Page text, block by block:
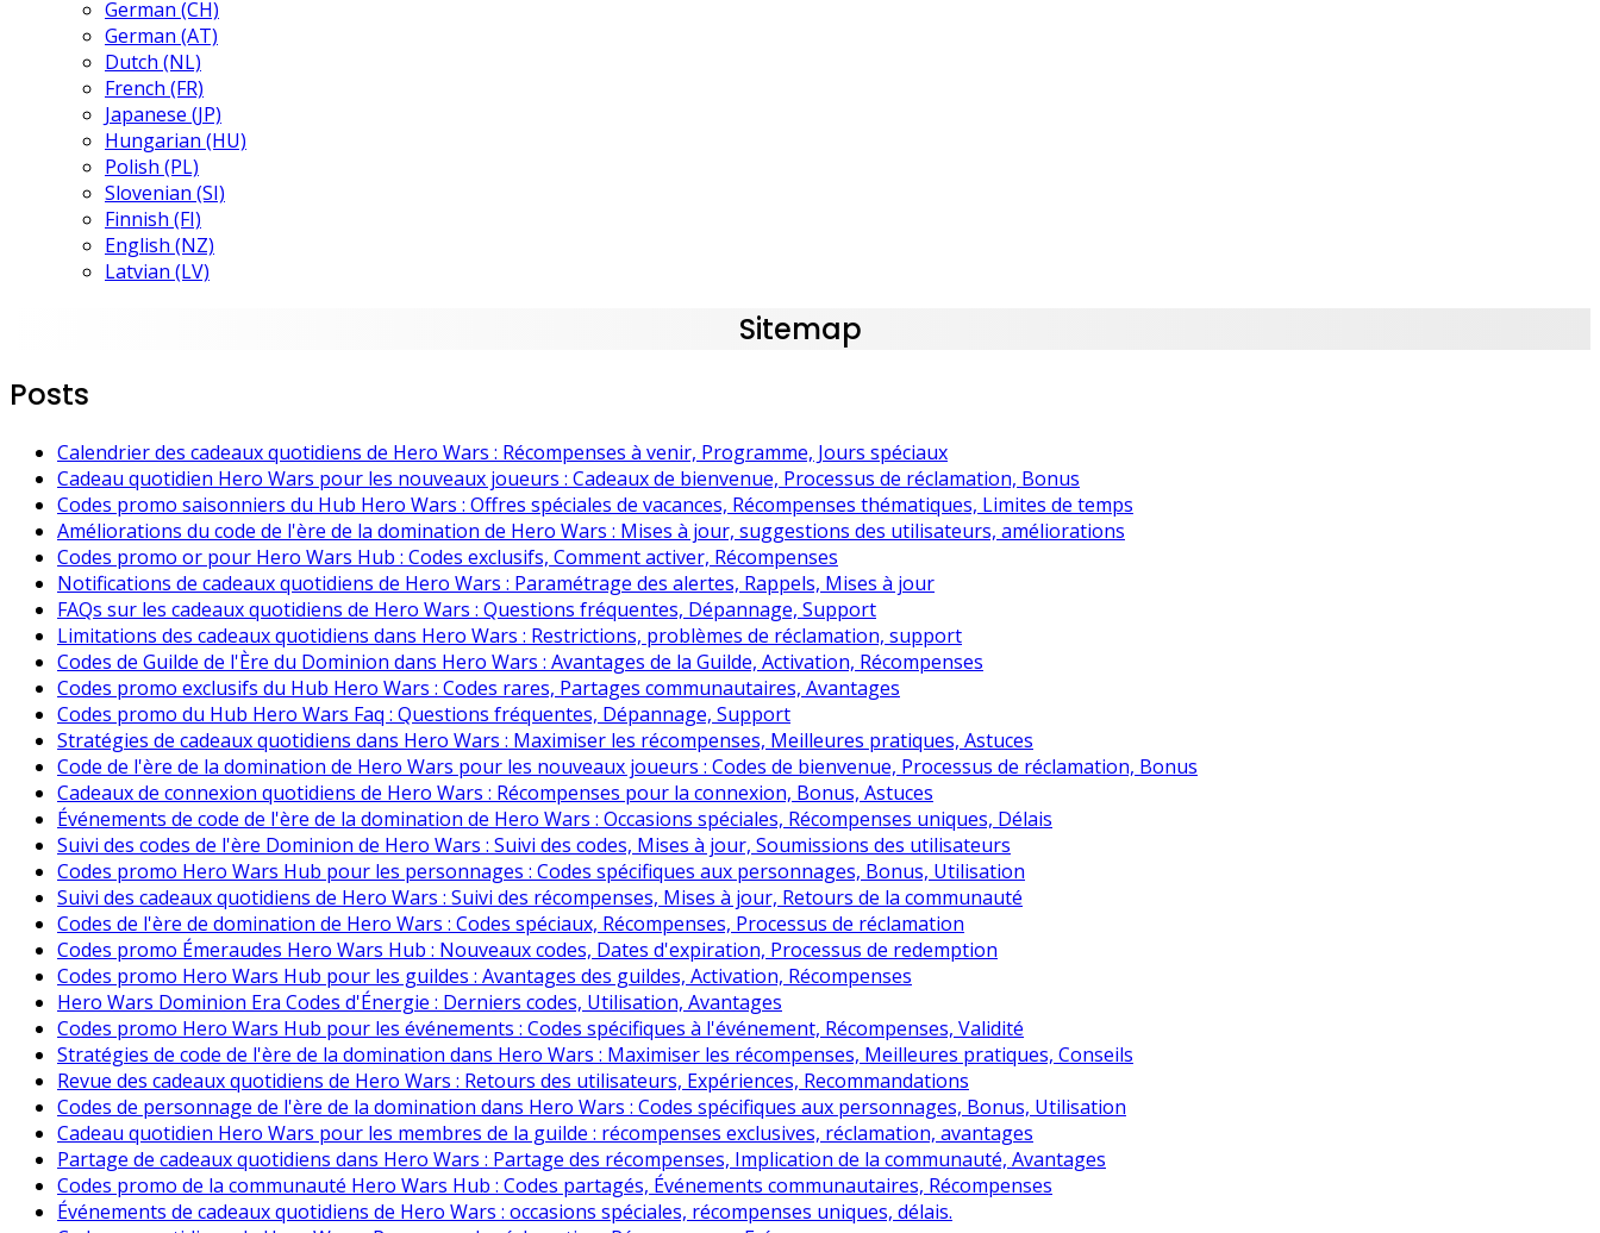
German (CH)
German (AT)
Dutch (NL)
French (FR)
Japanese (JP)
Hungarian (HU)
Polish (PL)
Slovenian (SI)
Finnish (FI)
English (NZ)
Latvian (LV)
Sitemap
Posts
Calendrier des cadeaux quotidiens de Hero Wars : Récompenses à venir, Programme, Jours spéciaux
Cadeau quotidien Hero Wars pour les nouveaux joueurs : Cadeaux de bienvenue, Processus de réclamation, Bonus
Codes promo saisonniers du Hub Hero Wars : Offres spéciales de vacances, Récompenses thématiques, Limites de temps
Améliorations du code de l'ère de la domination de Hero Wars : Mises à jour, suggestions des utilisateurs, améliorations
Codes promo or pour Hero Wars Hub : Codes exclusifs, Comment activer, Récompenses
Notifications de cadeaux quotidiens de Hero Wars : Paramétrage des alertes, Rappels, Mises à jour
FAQs sur les cadeaux quotidiens de Hero Wars : Questions fréquentes, Dépannage, Support
Limitations des cadeaux quotidiens dans Hero Wars : Restrictions, problèmes de réclamation, support
Codes de Guilde de l'Ère du Dominion dans Hero Wars : Avantages de la Guilde, Activation, Récompenses
Codes promo exclusifs du Hub Hero Wars : Codes rares, Partages communautaires, Avantages
Codes promo du Hub Hero Wars Faq : Questions fréquentes, Dépannage, Support
Stratégies de cadeaux quotidiens dans Hero Wars : Maximiser les récompenses, Meilleures pratiques, Astuces
Code de l'ère de la domination de Hero Wars pour les nouveaux joueurs : Codes de bienvenue, Processus de réclamation, Bonus
Cadeaux de connexion quotidiens de Hero Wars : Récompenses pour la connexion, Bonus, Astuces
Événements de code de l'ère de la domination de Hero Wars : Occasions spéciales, Récompenses uniques, Délais
Suivi des codes de l'ère Dominion de Hero Wars : Suivi des codes, Mises à jour, Soumissions des utilisateurs
Codes promo Hero Wars Hub pour les personnages : Codes spécifiques aux personnages, Bonus, Utilisation
Suivi des cadeaux quotidiens de Hero Wars : Suivi des récompenses, Mises à jour, Retours de la communauté
Codes de l'ère de domination de Hero Wars : Codes spéciaux, Récompenses, Processus de réclamation
Codes promo Émeraudes Hero Wars Hub : Nouveaux codes, Dates d'expiration, Processus de redemption
Codes promo Hero Wars Hub pour les guildes : Avantages des guildes, Activation, Récompenses
Hero Wars Dominion Era Codes d'Énergie : Derniers codes, Utilisation, Avantages
Codes promo Hero Wars Hub pour les événements : Codes spécifiques à l'événement, Récompenses, Validité
Stratégies de code de l'ère de la domination dans Hero Wars : Maximiser les récompenses, Meilleures pratiques, Conseils
Revue des cadeaux quotidiens de Hero Wars : Retours des utilisateurs, Expériences, Recommandations
Codes de personnage de l'ère de la domination dans Hero Wars : Codes spécifiques aux personnages, Bonus, Utilisation
Cadeau quotidien Hero Wars pour les membres de la guilde : récompenses exclusives, réclamation, avantages
Partage de cadeaux quotidiens dans Hero Wars : Partage des récompenses, Implication de la communauté, Avantages
Codes promo de la communauté Hero Wars Hub : Codes partagés, Événements communautaires, Récompenses
Événements de cadeaux quotidiens de Hero Wars : occasions spéciales, récompenses uniques, délais.